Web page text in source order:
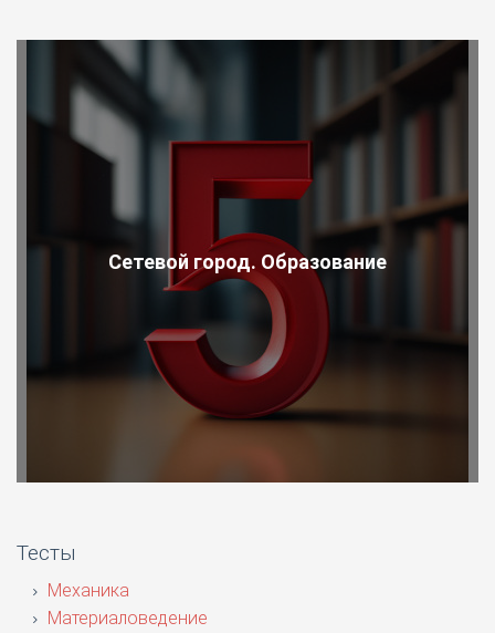
Сетевой город. Образование
Тесты
Механика
Материаловедение